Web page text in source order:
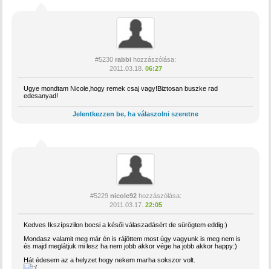
#5230 rabbi hozzászólása:
2011.03.18. 06:27
Ugye mondtam Nicole,hogy remek csaj vagy!Biztosan buszke rad
edesanyad!
Jelentkezzen be, ha válaszolni szeretne
#5229 nicole92hozzászólása:
2011.03.17. 22:05
Kedves Ikszípszilon bocsi a késői válaszadásért de sürögtem eddig:)
Mondasz valamit meg már én is rájöttem most úgy vagyunk is meg nem is
és majd meglátjuk mi lesz ha nem jobb akkor vége ha jobb akkor happy:)
Hát édesem az a helyzet hogy nekem marha sokszor volt.